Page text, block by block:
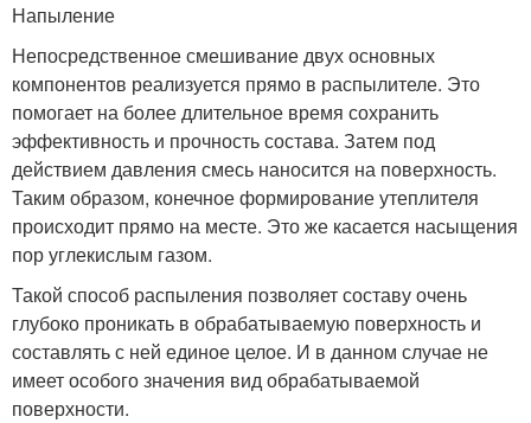
Напыление
Непосредственное смешивание двух основных
компонентов реализуется прямо в распылителе. Это
помогает на более длительное время сохранить
эффективность и прочность состава. Затем под
действием давления смесь наносится на поверхность.
Таким образом, конечное формирование утеплителя
происходит прямо на месте. Это же касается насыщения
пор углекислым газом.
Такой способ распыления позволяет составу очень
глубоко проникать в обрабатываемую поверхность и
составлять с ней единое целое. И в данном случае не
имеет особого значения вид обрабатываемой
поверхности.